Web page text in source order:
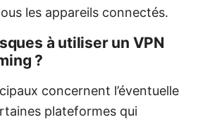
les appareils connectés.
à utiliser un VPN
?
concernent l’éventuelle
plateformes qui